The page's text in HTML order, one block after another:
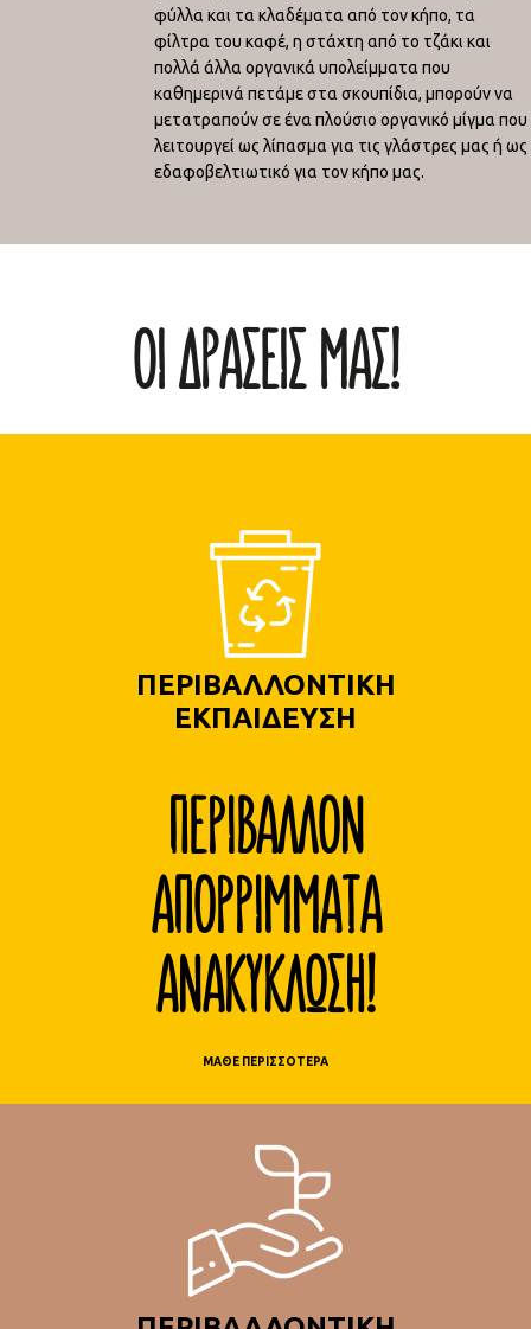
φύλλα και τα κλαδέματα από τον κήπο, τα
φίλτρα του καφέ, η στάχτη από το τζάκι και
πολλά άλλα οργανικά υπολείμματα που
καθημερινά πετάμε στα σκουπίδια, μπορούν να
μετατραπούν σε ένα πλούσιο οργανικό μίγμα που
λειτουργεί ως λίπασμα για τις γλάστρες μας ή ως
εδαφοβελτιωτικό για τον κήπο μας.
ΟΙ ΔΡΑΣΕΙΣ ΜΑΣ!
ΠΕΡΙΒΑΛΛΟΝΤΙΚΗ
ΕΚΠΑΙΔΕΥΣΗ
ΠΕΡΙΒΑΛΛΟΝ
ΑΠΟΡΡΙΜΜΑΤΑ
ΑΝΑΚΥΚΛΩΣΗ!
ΜΑΘΕ ΠΕΡΙΣΣΟΤΕΡΑ